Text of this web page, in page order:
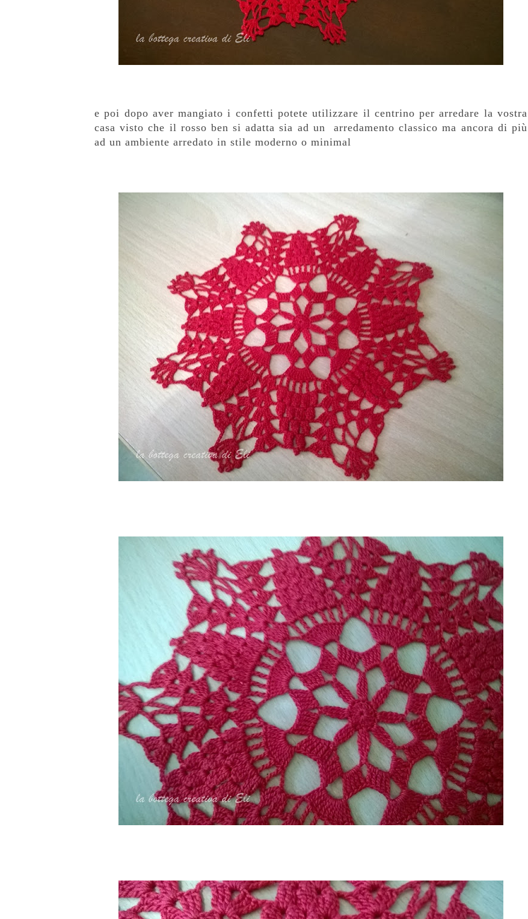
e poi dopo aver mangiato i confetti potete utilizzare il centrino per arredare la vostra
casa visto che il rosso ben si adatta sia ad un arredamento classico ma ancora di più
ad un ambiente arredato in stile moderno o minimal